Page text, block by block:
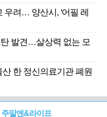
우려… 양산시, '어필 레
발견…살상력 없는 모
한 정신의료기관 폐원
주말엔&라이프